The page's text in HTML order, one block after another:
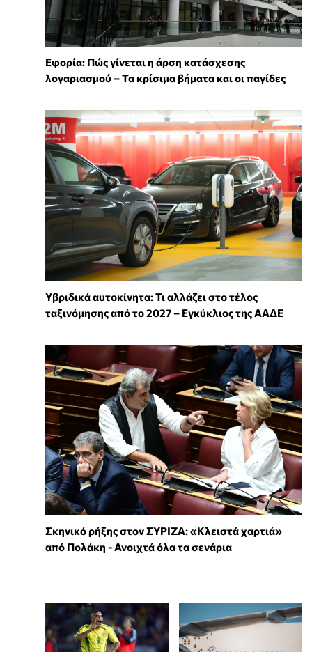
Εφορία: Πώς γίνεται η άρση κατάσχεσης
λογαριασμού – Τα κρίσιμα βήματα και οι παγίδες
Υβριδικά αυτοκίνητα: Τι αλλάζει στο τέλος
ταξινόμησης από το 2027 – Εγκύκλιος της ΑΑΔΕ
Σκηνικό ρήξης στον ΣΥΡΙΖΑ: «Κλειστά χαρτιά»
από Πολάκη - Ανοιχτά όλα τα σενάρια